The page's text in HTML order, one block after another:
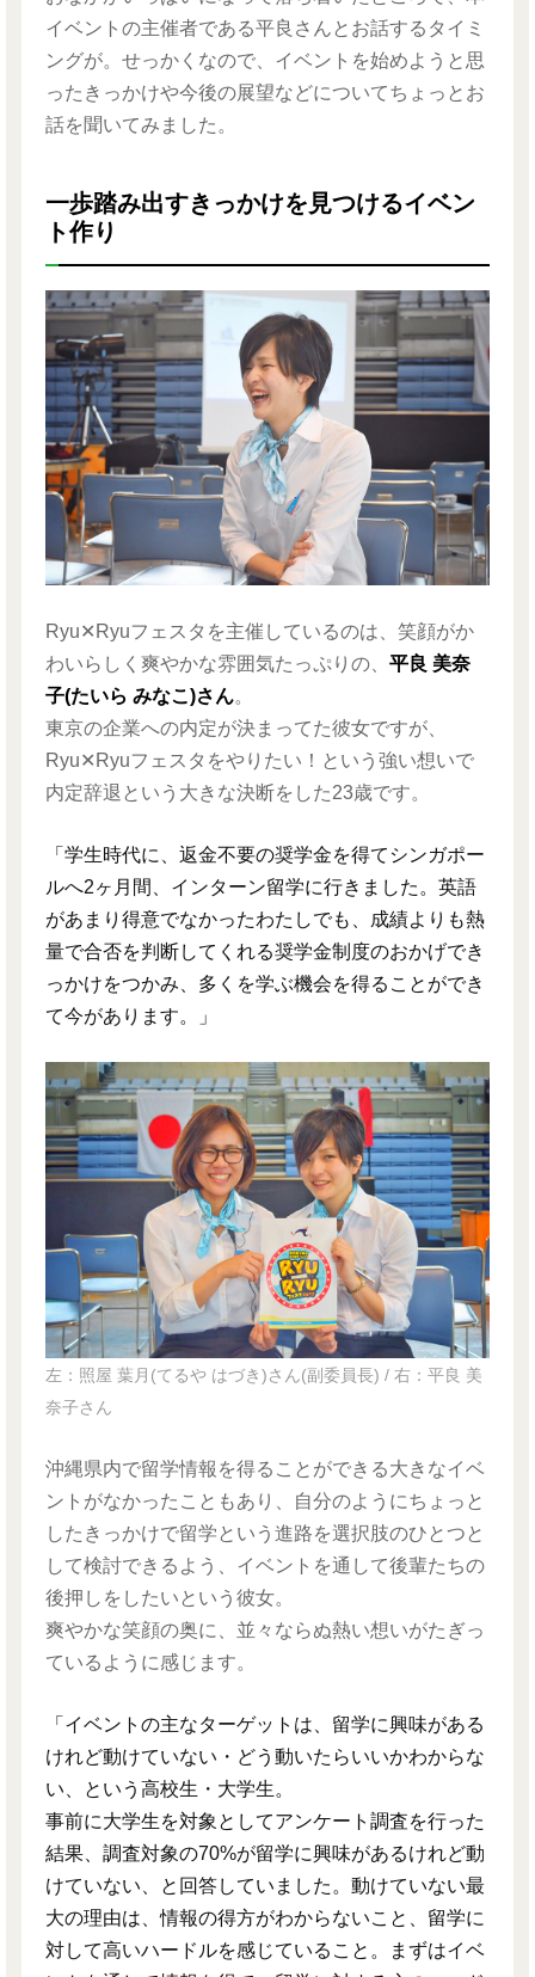
イベントの主催者である平良さんとお話するタイミ
ングが。せっかくなので、イベントを始めようと思
ったきっかけや今後の展望などについてちょっとお
話を聞いてみました。
一歩踏み出すきっかけを見つけるイベン
ト作り
Ryu✕Ryuフェスタを主催しているのは、笑顔がか
わいらしく爽やかな雰囲気たっぷりの、平良 美奈
子(たいら みなこ)さん。
東京の企業への内定が決まってた彼女ですが、
Ryu✕Ryuフェスタをやりたい！という強い想いで
内定辞退という大きな決断をした23歳です。
「学生時代に、返金不要の奨学金を得てシンガポー
ルへ2ヶ月間、インターン留学に行きました。英語
があまり得意でなかったわたしでも、成績よりも熱
量で合否を判断してくれる奨学金制度のおかげでき
っかけをつかみ、多くを学ぶ機会を得ることができ
て今があります。」
左：照屋 葉月(てるや はづき)さん(副委員長) / 右：平良 美
奈子さん
沖縄県内で留学情報を得ることができる大きなイベ
ントがなかったこともあり、自分のようにちょっと
したきっかけで留学という進路を選択肢のひとつと
して検討できるよう、イベントを通して後輩たちの
後押しをしたいという彼女。
爽やかな笑顔の奥に、並々ならぬ熱い想いがたぎっ
ているように感じます。
「イベントの主なターゲットは、留学に興味がある
けれど動けていない・どう動いたらいいかわからな
い、という高校生・大学生。
事前に大学生を対象としてアンケート調査を行った
結果、調査対象の70%が留学に興味があるけれど動
けていない、と回答していました。動けていない最
大の理由は、情報の得方がわからないこと、留学に
対して高いハードルを感じていること。まずはイベ